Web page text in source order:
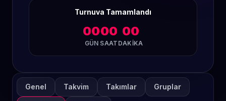
Turnuva Tamamlandı
00
GÜN
00
SAAT
00
DAKIKA
Genel Takvim Takımlar Gruplar